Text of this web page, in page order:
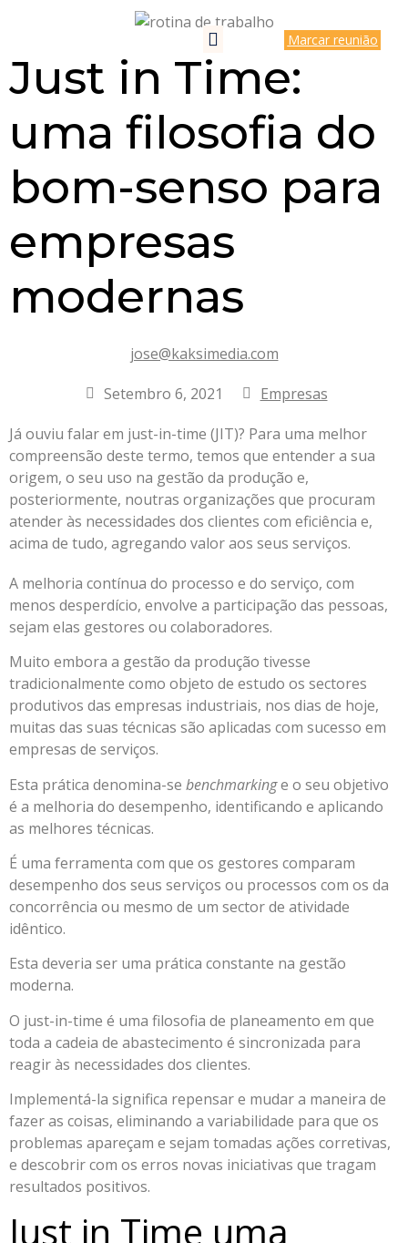
Marcar reunião
Just in Time:
uma filosofia do
bom-senso para
empresas
modernas
jose@kaksimedia.com
Setembro 6, 2021
Empresas
Já ouviu falar em just-in-time (JIT)? Para uma melhor
compreensão deste termo, temos que entender a sua
origem, o seu uso na gestão da produção e,
posteriormente, noutras organizações que procuram
atender às necessidades dos clientes com eficiência e,
acima de tudo, agregando valor aos seus serviços.
A melhoria contínua do processo e do serviço, com
menos desperdício, envolve a participação das pessoas,
sejam elas gestores ou colaboradores.
Muito embora a gestão da produção tivesse
tradicionalmente como objeto de estudo os sectores
produtivos das empresas industriais, nos dias de hoje,
muitas das suas técnicas são aplicadas com sucesso em
empresas de serviços.
Esta prática denomina-se benchmarkinge o seu objetivo
é a melhoria do desempenho, identificando e aplicando
as melhores técnicas.
É uma ferramenta com que os gestores comparam
desempenho dos seus serviços ou processos com os da
concorrência ou mesmo de um sector de atividade
idêntico.
Esta deveria ser uma prática constante na gestão
moderna.
O just-in-time é uma filosofia de planeamento em que
toda a cadeia de abastecimento é sincronizada para
reagir às necessidades dos clientes.
Implementá-la significa repensar e mudar a maneira de
fazer as coisas, eliminando a variabilidade para que os
problemas apareçam e sejam tomadas ações corretivas,
e descobrir com os erros novas iniciativas que tragam
resultados positivos.
Just in Time uma